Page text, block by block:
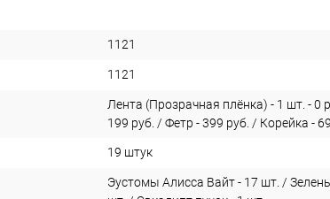
1121
1121
Лента (Прозрачная плёнка) - 1 шт. - 0
199 руб. / Фетр - 399 руб. / Корейка -
19 штук
Эустомы Алисса Вайт - 17 шт. / Зелень